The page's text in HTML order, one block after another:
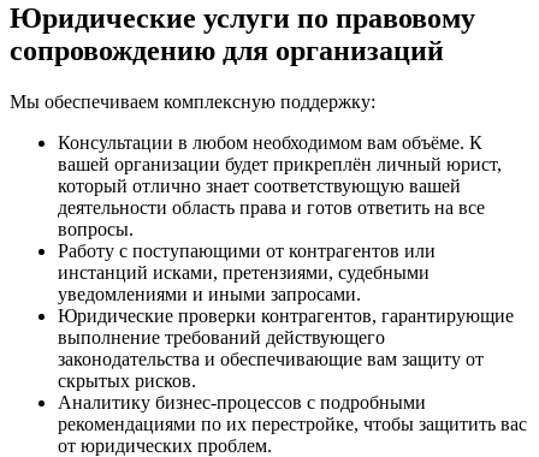
Юридические услуги по правовому
сопровождению для организаций
Мы обеспечиваем комплексную поддержку:
Консультации в любом необходимом вам объёме. К
вашей организации будет прикреплён личный юрист,
который отлично знает соответствующую вашей
деятельности область права и готов ответить на все
вопросы.
Работу с поступающими от контрагентов или
инстанций исками, претензиями, судебными
уведомлениями и иными запросами.
Юридические проверки контрагентов, гарантирующие
выполнение требований действующего
законодательства и обеспечивающие вам защиту от
скрытых рисков.
Аналитику бизнес-процессов с подробными
рекомендациями по их перестройке, чтобы защитить вас
от юридических проблем.